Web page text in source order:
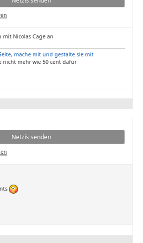
mit Nicolas Cage an
mache mit und gestalte sie mit
nicht mehr wie 50 cent dafür
Netzis senden